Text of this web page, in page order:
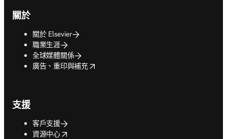
關於
關於 Elsevier
職業生涯
全球媒體關係
廣告、重印與補充
opens in new tab/window
支援
客戶支援
資源中心
opens in new tab/window